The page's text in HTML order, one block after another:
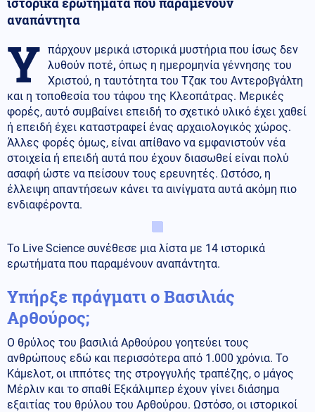
αναπάντητα
Υ πάρχουν μερικά ιστορικά μυστήρια που ίσως δεν
λυθούν ποτέ, όπως η ημερομηνία γέννησης του
Χριστού, η ταυτότητα του Τζακ του Αντεροβγάλτη
και η τοποθεσία του τάφου της Κλεοπάτρας. Μερικές
φορές, αυτό συμβαίνει επειδή το σχετικό υλικό έχει χαθεί
ή επειδή έχει καταστραφεί ένας αρχαιολογικός χώρος.
Άλλες φορές όμως, είναι απίθανο να εμφανιστούν νέα
στοιχεία ή επειδή αυτά που έχουν διασωθεί είναι πολύ
ασαφή ώστε να πείσουν τους ερευνητές. Ωστόσο, η
έλλειψη απαντήσεων κάνει τα αινίγματα αυτά ακόμη πιο
ενδιαφέροντα.
Το Live Science συνέθεσε μια λίστα με 14 ιστορικά
ερωτήματα που παραμένουν αναπάντητα.
Υπήρξε πράγματι ο Βασιλιάς
Αρθούρος;
Ο θρύλος του βασιλιά Αρθούρου γοητεύει τους
ανθρώπους εδώ και περισσότερα από 1.000 χρόνια. Το
Κάμελοτ, οι ιππότες της στρογγυλής τραπέζης, ο μάγος
Μέρλιν και το σπαθί Εξκάλιμπερ έχουν γίνει διάσημα
εξαιτίας του θρύλου του Αρθούρου. Ωστόσο, οι ιστορικοί